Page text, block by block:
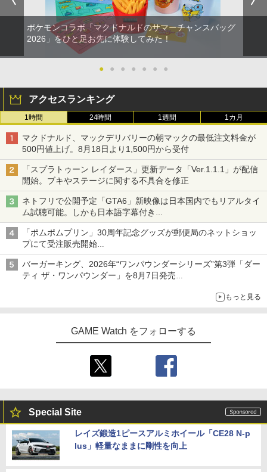
ポケモンコラボ「マクドナルドのサマーチャンスバッグ
2026」をひと足お先に体験してみた！
● ● ● ● ● ● ●
アクセスランキング
1時間 24時間 1週間 1カ月
マクドナルド、マックデリバリーの朝マックの最低注文料金が
500円値上げ。8月18日より1,500円から受付
「スプラトゥーン レイダース」更新データ「Ver.1.1.1」が配信
開始。ブキやステージに関する不具合を修正
ネトフリで公開予定「GTA6」新映像は日本国内でもリアルタイ
ム試聴可能。しかも日本語字幕付き
Netflixから公式回答あり
「ポムポムプリン」30周年記念グッズが郵便局のネットショッ
プにて受注販売開始
「おもちもちもちクッション」など今年だけの限定商品が登場
バーガーキング、2026年“ワンパウンダーシリーズ”第3弾「ダー
ティ ザ・ワンパウンダー」を8月7日発売
もっと見る
GAME Watch をフォローする
Special Site
レイズ鍛造1ピースアルミホイール「CE28 N-p
lus」軽量なままに剛性を向上